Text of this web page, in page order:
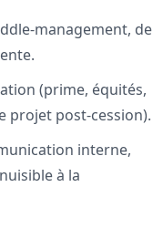
management, de
(prime, équités,
projet post-cession).
interne,
à la